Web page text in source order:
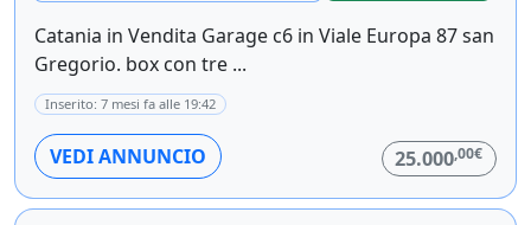
Catania in Vendita Garage c6 in Viale Europa 87 san
Gregorio. box con tre ...
Inserito: 7 mesi fa alle 19:42
VEDI ANNUNCIO 25.000,00€